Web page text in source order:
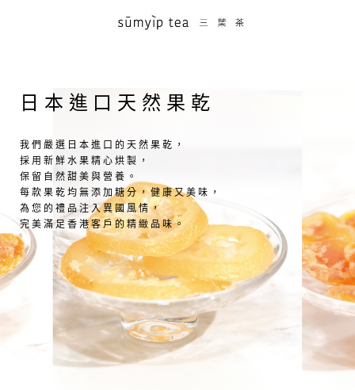
日本進口天然果乾
我們嚴選日本進口的天然果乾，
採用新鮮水果精心烘製，
保留自然甜美與營養。
每款果乾均無添加糖分，健康又美味，
為您的禮品注入異國風情，
完美滿足香港客戶的精緻品味。